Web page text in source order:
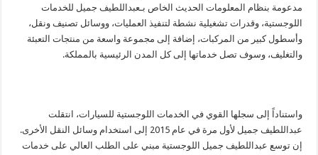
مدعومة بنظام المعلومات الحديث الخاص بـعبداللطيف جميل للخدمات
اللوجستية، وقدرات تشغيلية نشطة لتنفيذ العمليات، ووسائل تصنيف ونقل،
وأسطول كبير من المركبات، إضافة إلى مجموعة واسعة من منتجات التعبئة
والتغليف، وسوف تصل خدماتها إلى كل المدن الرئيسية بالمملكة.
واستناداً إلى سجلها القوي في الخدمات اللوجستية للسيارات، انتقلت
عبداللطيف جميل لأول مرة في عام 2015 إلى استخدام وسائل النقل الأخرى.
إن توسع عبداللطيف جميل اللوجستية مبني على الطلب العالي على خدمات